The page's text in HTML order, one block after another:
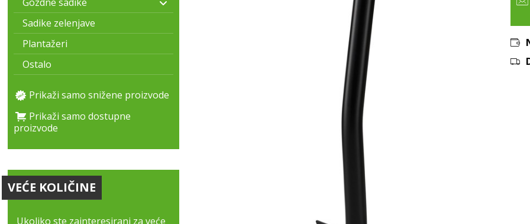
Sadike zelenjave
Plantažeri
Ostalo
Prikaži samo snižene proizvode
Prikaži samo dostupne
proizvode
VEĆE KOLIČINE
Ukoliko ste zainteresirani za veće